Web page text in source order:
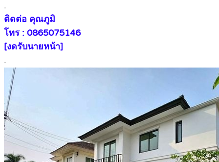
.
ติดต่อ คุณภูมิ
โทร : 0865075146
[งดรับนายหน้า]
.